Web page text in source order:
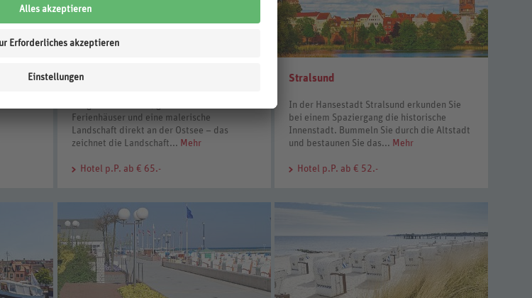
Damp
Ferienhäuser und eine malerische
Landschaft direkt an der Ostsee – das
zeichnet die Landschaft... Mehr
Hotel p.P. ab € 65.-
Stralsund
In der Hansestadt Stralsund erkunden Sie
bei einem Spaziergang die historische
Innenstadt. Bummeln Sie durch die Altstadt
und bestaunen Sie das... Mehr
Hotel p.P. ab € 52.-